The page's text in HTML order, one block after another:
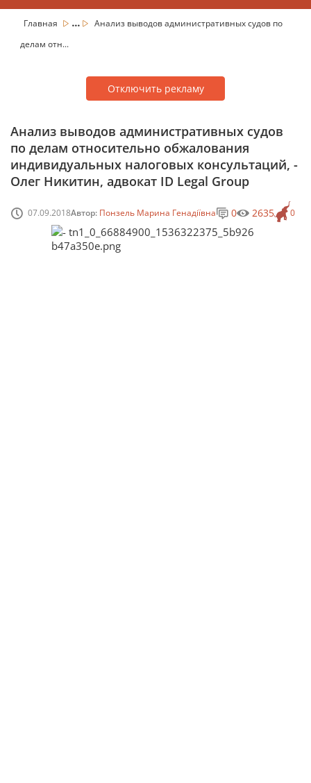
Главная ...
Анализ выводов административных судов по
делам отн...
Отключить рекламу
Анализ выводов административных судов
по делам относительно обжалования
индивидуальных налоговых консультаций, -
Олег Никитин, адвокат ID Legal Group
07.09.2018Автор: Понзель Марина Генадіївна 0
0 2635